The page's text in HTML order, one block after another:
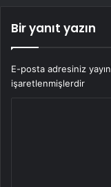
Bir yanıt yazın
E-posta adresiniz
işaretlenmişlerdir